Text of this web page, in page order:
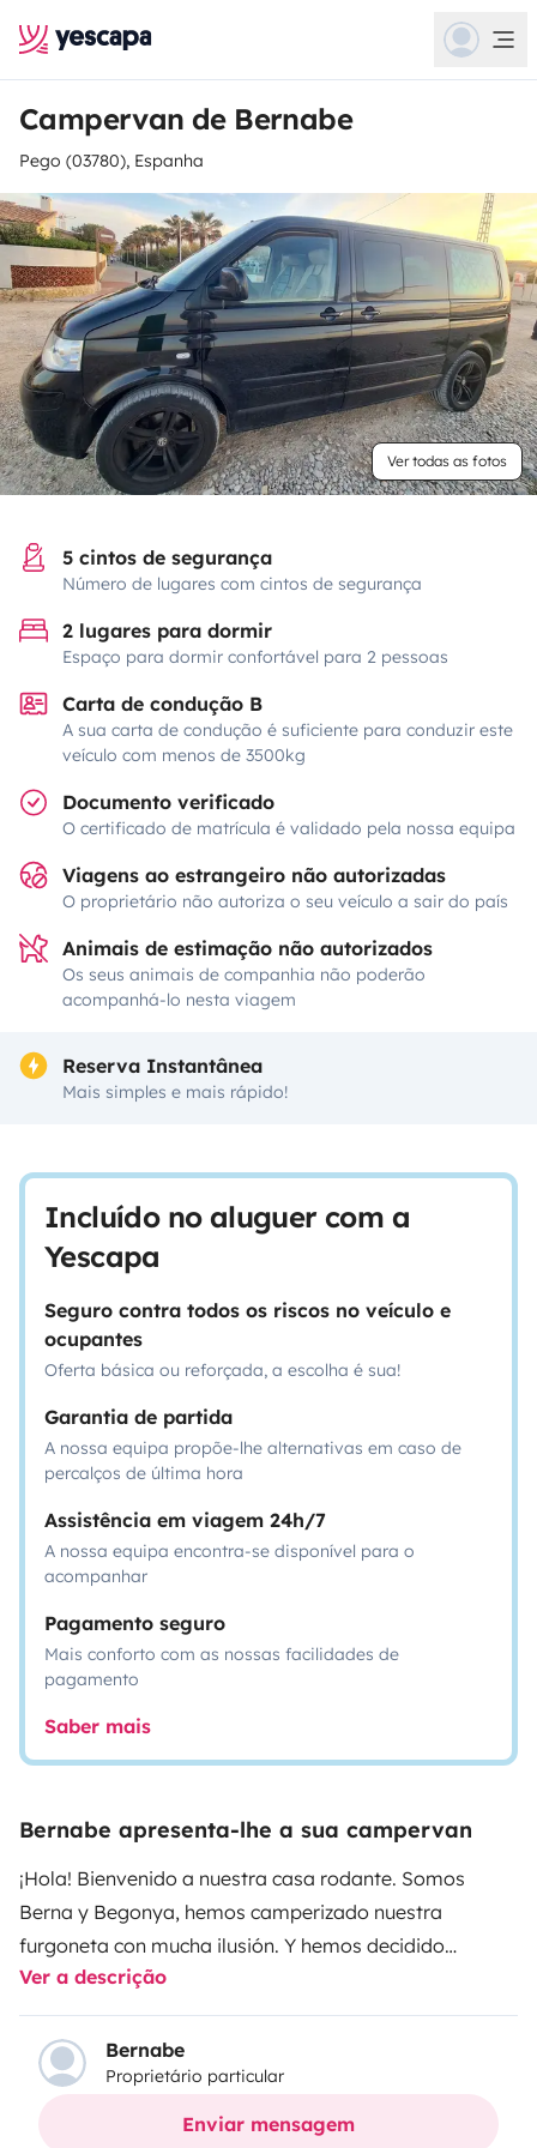
Campervan de Bernabe
Pego (03780), Espanha
Ver todas as fotos
5 cintos de segurança
Número de lugares com cintos de segurança
2 lugares para dormir
Espaço para dormir confortável para 2 pessoas
Carta de condução B
A sua carta de condução é suficiente para conduzir este
veículo com menos de 3500kg
Documento verificado
O certificado de matrícula é validado pela nossa equipa
Viagens ao estrangeiro não autorizadas
O proprietário não autoriza o seu veículo a sair do país
Animais de estimação não autorizados
Os seus animais de companhia não poderão
acompanhá-lo nesta viagem
Reserva Instantânea
Mais simples e mais rápido!
Incluído no aluguer com a
Yescapa
Seguro contra todos os riscos no veículo e
ocupantes
Oferta básica ou reforçada, a escolha é sua!
Garantia de partida
A nossa equipa propõe-lhe alternativas em caso de
percalços de última hora
Assistência em viagem 24h/7
A nossa equipa encontra-se disponível para o
acompanhar
Pagamento seguro
Mais conforto com as nossas facilidades de
pagamento
Saber mais
Bernabe apresenta-lhe a sua campervan
¡Hola! Bienvenido a nuestra casa rodante. Somos
Berna y Begonya, hemos camperizado nuestra
furgoneta con mucha ilusión. Y hemos decidido
compartir con vosotros esa experiencia
única.Equipamiento - Cama niño delantera (150x -
Calefacción estacionaria diesel Autoterm 2d - Asientos
delanteros giratorios, con la base scoperma - 2
armarios/maletas de 40L en ventanales traseros - 1
Ver a descrição
Bernabe
Proprietário particular
Enviar mensagem